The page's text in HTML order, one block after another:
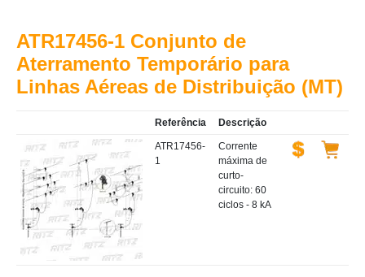
ATR17456-1 Conjunto de
Aterramento Temporário para
Linhas Aéreas de Distribuição (MT)
Referência Descrição
ATR17456-
1
Corrente
máxima de
curto-
circuito: 60
ciclos - 8 kA